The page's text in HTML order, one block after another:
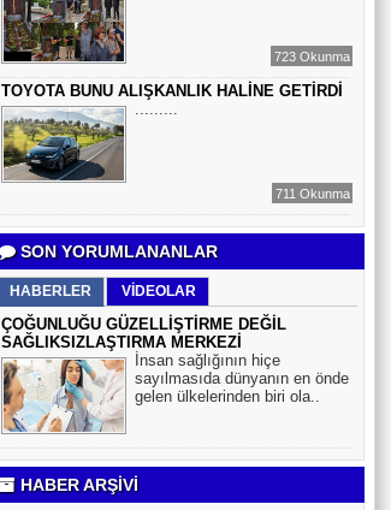
723 Okunma
TOYOTA BUNU ALIŞKANLIK HALİNE GETİRDİ
.........
711 Okunma
SON YORUMLANANLAR
HABERLER VİDEOLAR
ÇOĞUNLUĞU GÜZELLİŞTİRME DEĞİL
SAĞLIKSIZLAŞTIRMA MERKEZİ
İnsan sağlığının hiçe
sayılmasıda dünyanın en önde
gelen ülkelerinden biri ola..
HABER ARŞİVİ